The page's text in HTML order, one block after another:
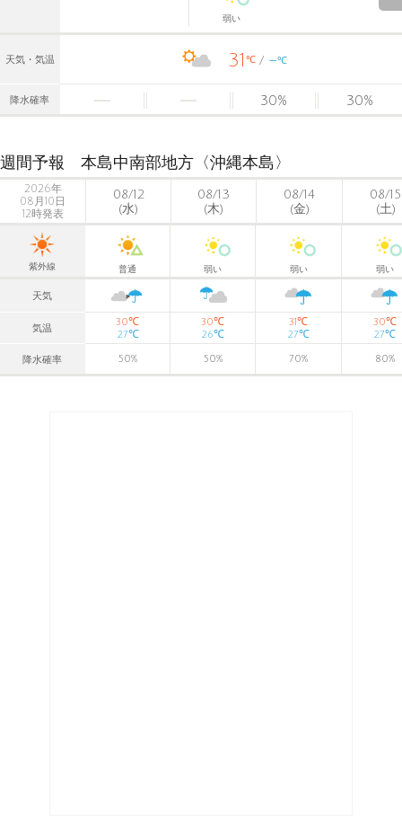
弱い
天気・気温 31 ℃ -℃
降水確率 30% 30%
週間予報 本島中南部地方〈沖縄本島〉
2026年
08月10日
12時発表
08/12
(水)
08/13
(木)
08/14
(金)
08/15
(土)
紫外線 普通 弱い 弱い 弱い
天気
気温
30℃
27℃
30℃
26℃
31℃
27℃
30℃
27℃
降水確率 50% 50% 70% 80%